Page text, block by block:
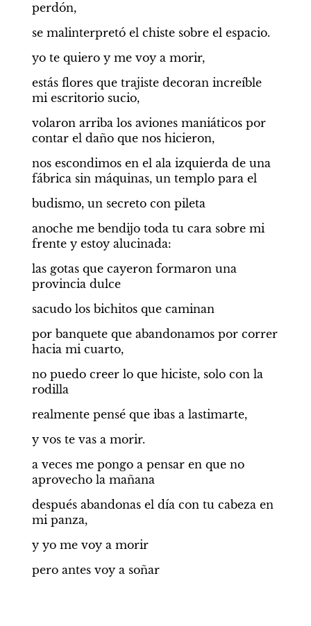
perdón,
se malinterpretó el chiste sobre el espacio.
yo te quiero y me voy a morir,
estás flores que trajiste decoran increíble
mi escritorio sucio,
volaron arriba los aviones maniáticos por
contar el daño que nos hicieron,
nos escondimos en el ala izquierda de una
fábrica sin máquinas, un templo para el
budismo, un secreto con pileta
anoche me bendijo toda tu cara sobre mi
frente y estoy alucinada:
las gotas que cayeron formaron una
provincia dulce
sacudo los bichitos que caminan
por banquete que abandonamos por correr
hacia mi cuarto,
no puedo creer lo que hiciste, solo con la
rodilla
realmente pensé que ibas a lastimarte,
y vos te vas a morir.
a veces me pongo a pensar en que no
aprovecho la mañana
después abandonas el día con tu cabeza en
mi panza,
y yo me voy a morir
pero antes voy a soñar